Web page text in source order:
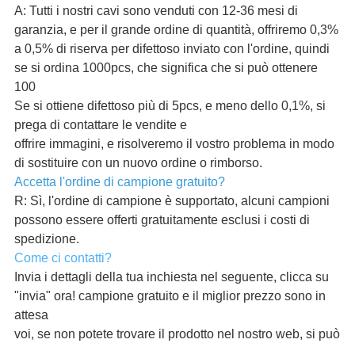
A: Tutti i nostri cavi sono venduti con 12-36 mesi di
garanzia, e per il grande ordine di quantità, offriremo 0,3%
a 0,5% di riserva per difettoso inviato con l'ordine, quindi
se si ordina 1000pcs, che significa che si può ottenere
100
Se si ottiene difettoso più di 5pcs, e meno dello 0,1%, si
prega di contattare le vendite e
offrire immagini, e risolveremo il vostro problema in modo
di sostituire con un nuovo ordine o rimborso.
Accetta l'ordine di campione gratuito?
R: Sì, l'ordine di campione è supportato, alcuni campioni
possono essere offerti gratuitamente esclusi i costi di
spedizione.
Come ci contatti?
Invia i dettagli della tua inchiesta nel seguente, clicca su
"invia" ora! campione gratuito e il miglior prezzo sono in
attesa
voi, se non potete trovare il prodotto nel nostro web, si può